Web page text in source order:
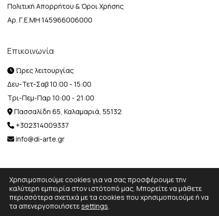
Πολιτική Απορρήτου & Όροι Χρήσης
Αρ. Γ.Ε.ΜΗ 145966006000
Επικοινωνία
Ώρες λειτουργίας
Δευ-Τετ-Σαβ 10:00 - 15:00
Τρι-Πεμ-Παρ 10:00 - 21:00
Πασσαλίδη 65, Καλαμαριά, 55132
+302314009337
info@di-arte.gr
© 2026 Designed and Developed by MediaBox.
All rights
Χρησιμοποιούμε cookies για να σας προσφέρουμε την
καλύτερη εμπειρία στον ιστότοπό μας. Μπορείτε να μάθετε
περισσότερα σχετικά με τα cookies που χρησιμοποιούμε ή να
τα απενεργοποιήσετεsettings.